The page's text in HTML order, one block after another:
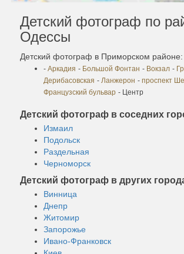
Детский фотограф по
Одессы
Детский фотограф в Приморском районе:
- Аркадия - Большой Фонтан - Вокзал -
Дерибасовская - Ланжерон - проспект
Французский бульвар - Центр
Детский фотограф в соседних
Измаил
Подольск
Раздельная
Черноморск
Детский фотограф в других
Винница
Днепр
Житомир
Запорожье
Ивано-Франковск